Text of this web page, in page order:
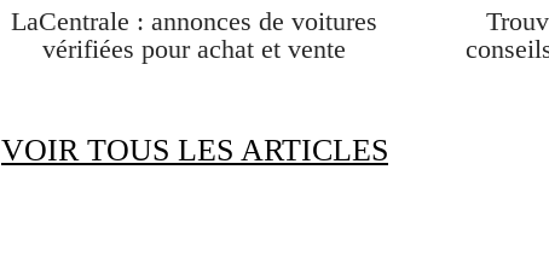
LaCentrale : annonces de voitures
vérifiées pour achat et vente
VOIR TOUS LES ARTICLES